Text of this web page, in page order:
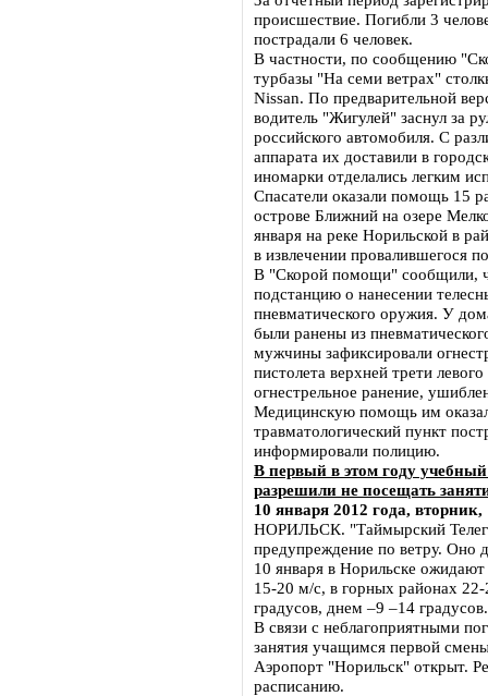
происшествие. Погибли 3
пострадали 6 человек.
В частности, по сообщению
турбазы "На семи ветрах"
Nissan. По предварительной
водитель "Жигулей" заснул за
российского автомобиля. С
аппарата их доставили в
иномарки отделались легким
Спасатели оказали помощь 15
острове Ближний на озере
января на реке Норильской в
в извлечении провалившегося
В "Скорой помощи" сообщили,
подстанцию о нанесении
пневматического оружия. У
были ранены из
мужчины зафиксировали
пистолета верхней трети
огнестрельное ранение,
Медицинскую помощь им
травматологический пункт
информировали полицию.
В первый в этом году
разрешили не посещать
10 января 2012 года, вторник,
НОРИЛЬСК. "Таймырский
предупреждение по ветру. Оно
10 января в Норильске
15-20 м/с, в горных районах
градусов, днем –9 –14
В связи с неблагоприятными
занятия учащимся первой
Аэропорт "Норильск" открыт.
расписанию.